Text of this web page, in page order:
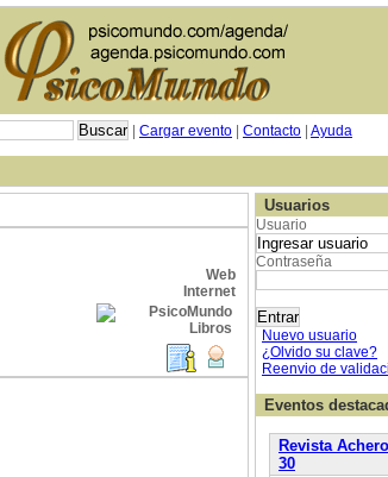
Cargar evento Contacto Ayuda
Web
Internet
Usuarios
Usuario
Contraseña
Nuevo usuario
¿Olvido su clave?
Reenvio de
Eventos
Revista
30